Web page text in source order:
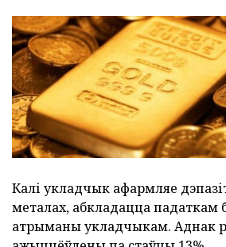
Калі укладчык афармляе
металах, абкладацца падаткам
атрыманы укладчыкам. Аднак